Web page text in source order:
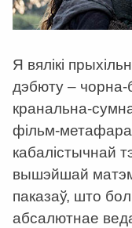
Я вялікі
дэбюту – чорна-
кранальна-
фільм-
кабалістычнай
вышэйшай
паказаў, што
абсалютнае